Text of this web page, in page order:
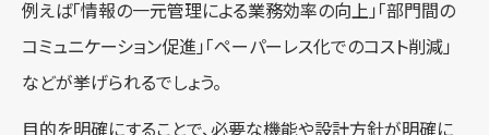
例えば「情報の一元管理による業務効率の向上」「部門間の
コミュニケーション促進」「ペーパーレス化でのコスト削減」
などが挙げられるでしょう。
目的を明確にすることで、必要な機能や設計方針が明確に